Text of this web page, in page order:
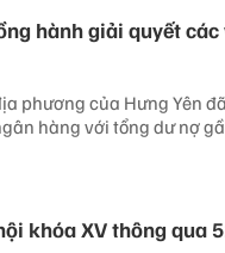
hành giải quyết
phương của Hưng Yên
hàng với tổng dư nợ
khóa XV thông qua